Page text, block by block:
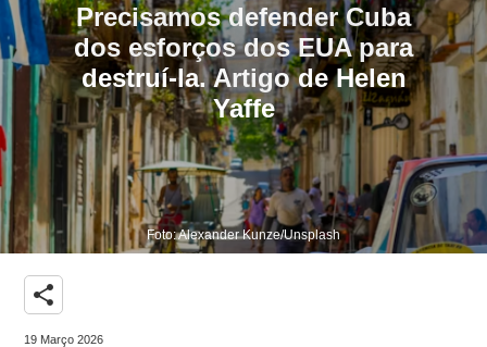
Precisamos defender Cuba
dos esforços dos EUA para
destruí-la. Artigo de Helen
Yaffe
Foto: Alexander Kunze/Unsplash
share
19 Março 2026